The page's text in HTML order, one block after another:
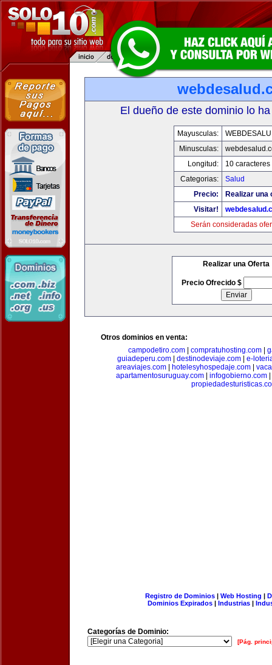
El dueño de este dominio lo
Mayusculas:
Minusculas:
Longitud:
10 caracteres
Categorias:
Salud
Precio:
Realizar una
Visitar!
Serán consideradas
Realizar una Oferta
Precio Ofrecido $
Otros dominios en venta:
campodetiro.com
compratuhosting.com
guiadeperu.com
destinodeviaje.com
e-
areaviajes.com
hotelesyhospedaje.com
apartamentosuruguay.com
infogobierno.com
Registro de Dominios| Web Hosting |
Dominios Expirados | Industrias |
Categorías de Dominio:
[Pág.